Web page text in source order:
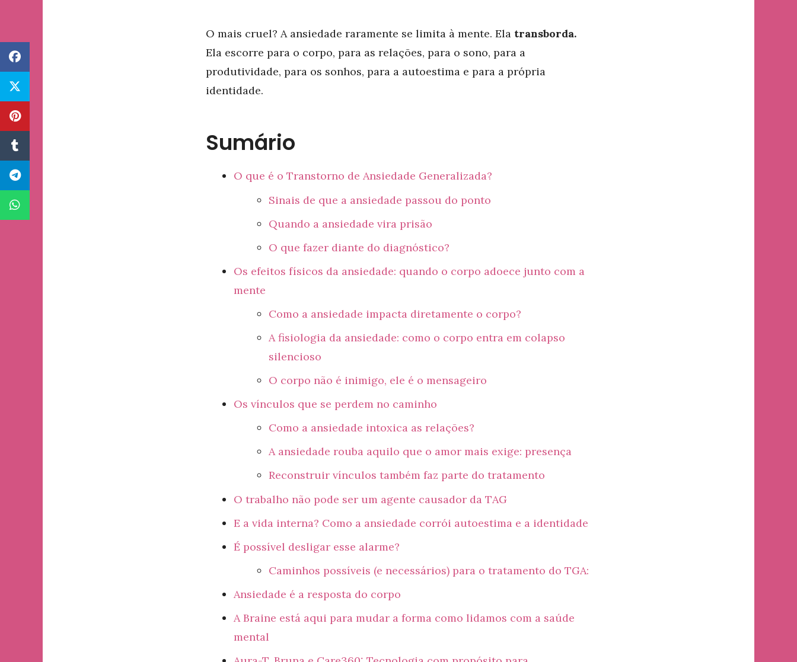
O mais cruel? A ansiedade raramente se limita à mente. Ela transborda.
Ela escorre para o corpo, para as relações, para o sono, para a
produtividade, para os sonhos, para a autoestima e para a própria
identidade.
Sumário
O que é o Transtorno de Ansiedade Generalizada?
Sinais de que a ansiedade passou do ponto
Quando a ansiedade vira prisão
O que fazer diante do diagnóstico?
Os efeitos físicos da ansiedade: quando o corpo adoece junto com a
mente
Como a ansiedade impacta diretamente o corpo?
A fisiologia da ansiedade: como o corpo entra em colapso
silencioso
O corpo não é inimigo, ele é o mensageiro
Os vínculos que se perdem no caminho
Como a ansiedade intoxica as relações?
A ansiedade rouba aquilo que o amor mais exige: presença
Reconstruir vínculos também faz parte do tratamento
O trabalho não pode ser um agente causador da TAG
E a vida interna? Como a ansiedade corrói autoestima e a identidade
É possível desligar esse alarme?
Caminhos possíveis (e necessários) para o tratamento do TGA:
Ansiedade é a resposta do corpo
A Braine está aqui para mudar a forma como lidamos com a saúde
mental